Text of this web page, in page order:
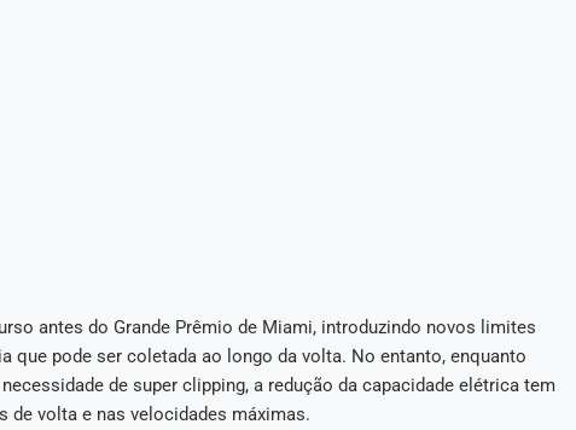
antes do Grande Prêmio de Miami, introduzindo novos limites
que pode ser coletada ao longo da volta. No entanto, enquanto
de super clipping, a redução da capacidade elétrica tem
de volta e nas velocidades máximas.